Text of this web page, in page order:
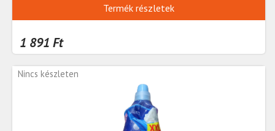
Termék részletek
1 891 Ft
Nincs készleten